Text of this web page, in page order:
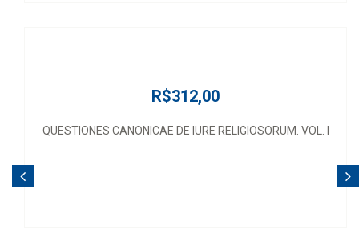
R$312,00
QUESTIONES CANONICAE DE IURE RELIGIOSORUM. VOL. I